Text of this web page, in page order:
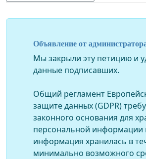
Объявление от
Мы закрыли эту петицию и
данные подписавших.
Общий регламент
защите данных (GDPR)
законного основания для
персональной информации
информация хранилась в
минимально возможного